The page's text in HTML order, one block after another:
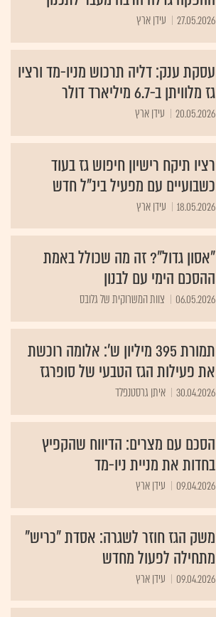
27.05.2026 עידן ארץ
עסקת ענק: דליה תרכוש מניו-מד ורציו
גז מלוויתן ב-6.7 מיליארד דולר
20.05.2026 עידן ארץ
רציו תיקח רישיון חיפוש גז בעוד
כשבועיים עם מפעיל בינ"ל חדש
18.05.2026 עידן ארץ
"אסון גדול"? זה מה שכולל באמת
ההסכם הימי עם לבנון
06.05.2026 צוות המשרוקית של גלובס
תמורת 395 מיליון ש': אלומה רוכשת
את פעילות הגז הטבעי של סופרגז
30.04.2026 איתן גרסטנפלד
הסכם עם מצרים: הדיווח שהקפיץ
בחדות את מניית ניו-מד
09.04.2026 עידן ארץ
משק הגז חוזר לשגרה: אסדת "כריש"
מתחילה לפעול מחדש
09.04.2026 עידן ארץ